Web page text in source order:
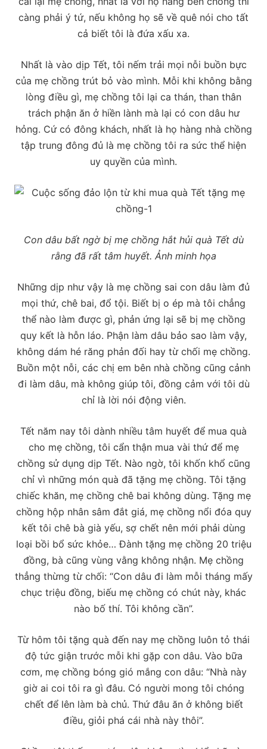
càng phải ý tứ, nếu không họ sẽ về quê nói cho tất
cả biết tôi là đứa xấu xa.
Nhất là vào dịp Tết, tôi nếm trải mọi nỗi buồn bực
của mẹ chồng trút bỏ vào mình. Mỗi khi không bằng
lòng điều gì, mẹ chồng tôi lại ca thán, than thân
trách phận ăn ở hiền lành mà lại có con dâu hư
hỏng. Cứ có đông khách, nhất là họ hàng nhà chồng
tập trung đông đủ là mẹ chồng tôi ra sức thể hiện
uy quyền của mình.
Con dâu bất ngờ bị mẹ chồng hắt hủi quà Tết dù
rằng đã rất tâm huyết. Ảnh minh họa
Những dịp như vậy là mẹ chồng sai con dâu làm đủ
mọi thứ, chê bai, đổ tội. Biết bị o ép mà tôi chẳng
thể nào làm được gì, phản ứng lại sẽ bị mẹ chồng
quy kết là hỗn láo. Phận làm dâu bảo sao làm vậy,
không dám hé răng phản đối hay từ chối mẹ chồng.
Buồn một nỗi, các chị em bên nhà chồng cũng cảnh
đi làm dâu, mà không giúp tôi, đồng cảm với tôi dù
chỉ là lời nói động viên.
Tết năm nay tôi dành nhiều tâm huyết để mua quà
cho mẹ chồng, tôi cẩn thận mua vài thứ để mẹ
chồng sử dụng dịp Tết. Nào ngờ, tôi khốn khổ cũng
chỉ vì những món quà đã tặng mẹ chồng. Tôi tặng
chiếc khăn, mẹ chồng chê bai không dùng. Tặng mẹ
chồng hộp nhân sâm đắt giá, mẹ chồng nổi đóa quy
kết tôi chê bà già yếu, sợ chết nên mới phải dùng
loại bồi bổ sức khỏe… Đành tặng mẹ chồng 20 triệu
đồng, bà cũng vùng vằng không nhận. Mẹ chồng
thẳng thừng từ chối: “Con dâu đi làm mỗi tháng mấy
chục triệu đồng, biếu mẹ chồng có chút này, khác
nào bố thí. Tôi không cần”.
Từ hôm tôi tặng quà đến nay mẹ chồng luôn tỏ thái
độ tức giận trước mỗi khi gặp con dâu. Vào bữa
cơm, mẹ chồng bóng gió mắng con dâu: “Nhà này
giờ ai coi tôi ra gì đâu. Có người mong tôi chóng
chết để lên làm bà chủ. Thứ đâu ăn ở không biết
điều, giỏi phá cái nhà này thôi”.